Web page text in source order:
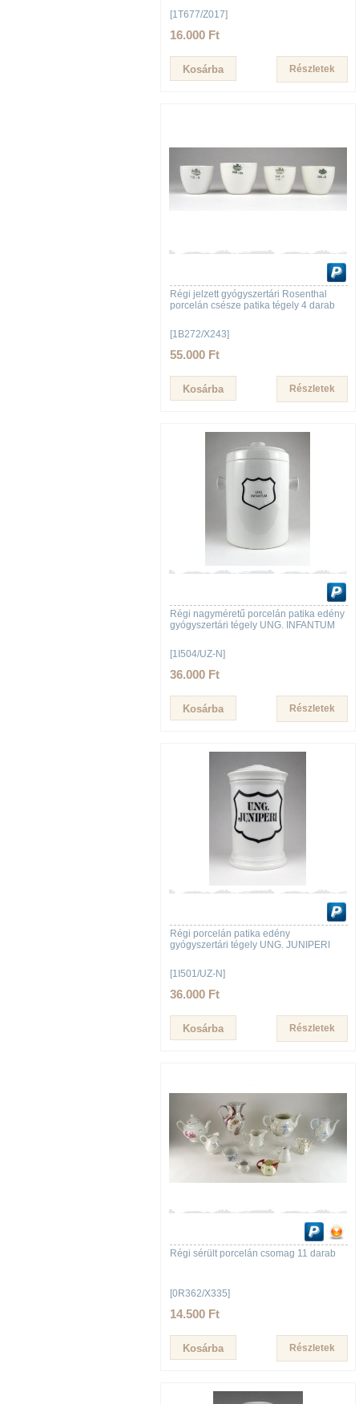
[1T677/Z017]
16.000 Ft
Részletek
Régi jelzett gyógyszertári Rosenthal
porcelán csésze patika tégely 4 darab
[1B272/X243]
55.000 Ft
Részletek
Régi nagyméretű porcelán patika edény
gyógyszertári tégely UNG. INFANTUM
[1I504/UZ-N]
36.000 Ft
Részletek
Régi porcelán patika edény
gyógyszertári tégely UNG. JUNIPERI
[1I501/UZ-N]
36.000 Ft
Részletek
Régi sérült porcelán csomag 11 darab
[0R362/X335]
14.500 Ft
Részletek